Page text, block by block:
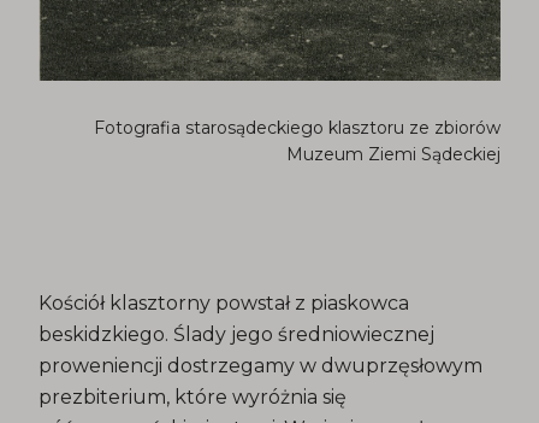
Fotografia starosądeckiego klasztoru ze zbiorów
Muzeum Ziemi Sądeckiej
Kościół klasztorny powstał z piaskowca
beskidzkiego. Ślady jego średniowiecznej
proweniencji dostrzegamy w dwuprzęsłowym
prezbiterium, które wyróżnia się